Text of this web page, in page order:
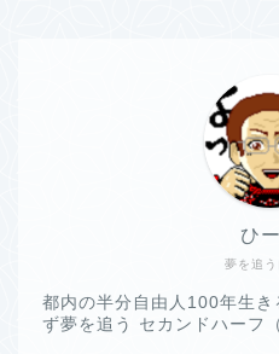
夢を追う
ひ
都内の半分自由人100年生き
ず夢を追う セカンドハーフ